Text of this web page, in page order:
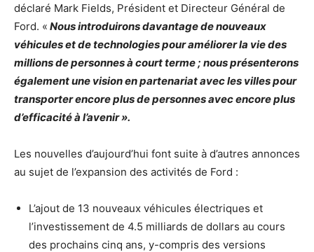
déclaré Mark Fields, Président et Directeur Général de
Ford. « Nous introduirons davantage de nouveaux
véhicules et de technologies pour améliorer la vie des
millions de personnes à court terme ; nous présenterons
également une vision en partenariat avec les villes pour
transporter encore plus de personnes avec encore plus
d’efficacité à l’avenir ».
Les nouvelles d’aujourd’hui font suite à d’autres annonces
au sujet de l’expansion des activités de Ford :
L’ajout de 13 nouveaux véhicules électriques et
l’investissement de 4.5 milliards de dollars au cours
des prochains cinq ans, y-compris des versions